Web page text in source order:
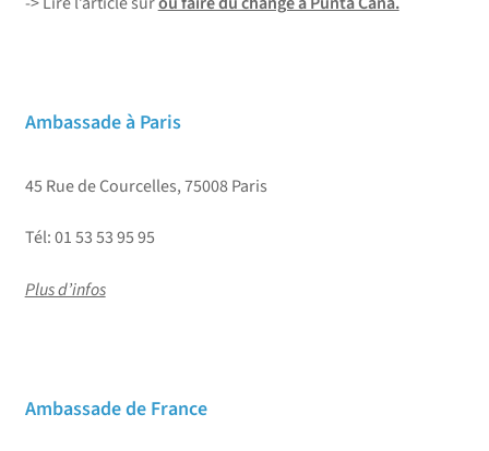
Ambassade à Paris
45 Rue de Courcelles, 75008 Paris
Tél: 01 53 53 95 95
Plus d’infos
Ambassade de France